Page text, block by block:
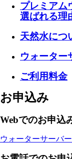
プレミアム
選ばれる理
天然水につ
ウォーター
ご利用料金
お申込み
Webでのお申込
ウォーターサーバ